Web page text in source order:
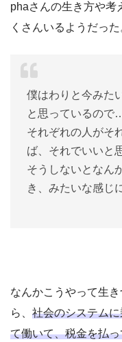
phaさんの生き方や考
くさんいるようだった
僕はわりと今みた
と思っているので
それぞれの人がそ
ば、それでいいと
そうしないとなん
き、みたいな感じ
なんかこうやって生
ら、 社会のシステム
て働いて、税金を払